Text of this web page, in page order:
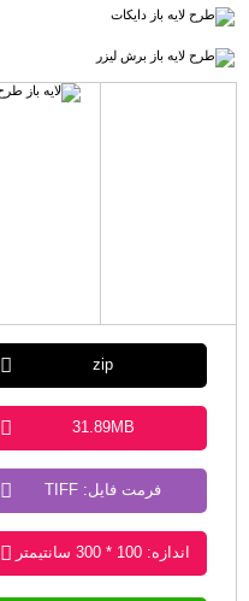
zip
31.89MB
فرمت فایل: TIFF
اندازه: 100 * 300 سانتیمتر